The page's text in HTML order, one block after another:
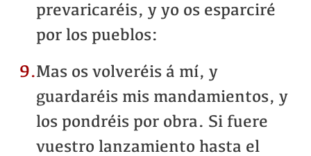
prevaricaréis, y yo os esparciré
por los pueblos:
9.Mas os volveréis á mí, y
guardaréis mis mandamientos, y
los pondréis por obra. Si fuere
vuestro lanzamiento hasta el